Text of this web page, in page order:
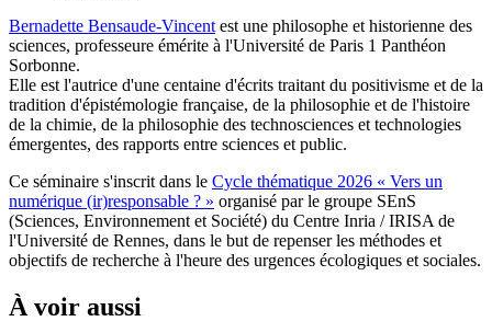
Bernadette Bensaude-Vincent est une philosophe et historienne des
sciences, professeure émérite à l'Université de Paris 1 Panthéon
Sorbonne.
Elle est l'autrice d'une centaine d'écrits traitant du positivisme et de la
tradition d'épistémologie française, de la philosophie et de l'histoire
de la chimie, de la philosophie des technosciences et technologies
émergentes, des rapports entre sciences et public.
Ce séminaire s'inscrit dans le Cycle thématique 2026 « Vers un
numérique (ir)responsable ? » organisé par le groupe SEnS
(Sciences, Environnement et Société) du Centre Inria / IRISA de
l'Université de Rennes, dans le but de repenser les méthodes et
objectifs de recherche à l'heure des urgences écologiques et sociales.
À voir aussi